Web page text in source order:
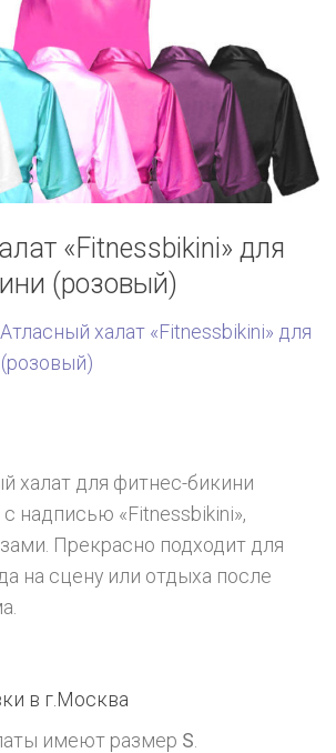
«Fitnessbikini» для
(розовый)
Атласный халат «Fitnessbikini» для
халат для фитнес-бикини
надписью «Fitnessbikini»,
Прекрасно подходит для
на сцену или отдыха после
в г. Москва
имеют размер S